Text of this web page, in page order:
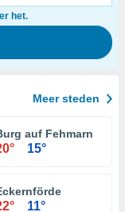
het.
Meer steden
auf Fehmarn
15°
11°